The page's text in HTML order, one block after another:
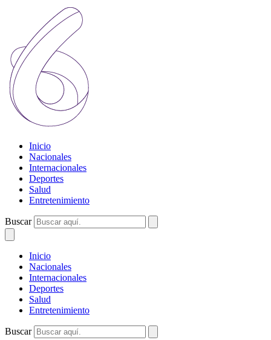
Inicio
Nacionales
Internacionales
Deportes
Salud
Entretenimiento
Buscar
Inicio
Nacionales
Internacionales
Deportes
Salud
Entretenimiento
Buscar